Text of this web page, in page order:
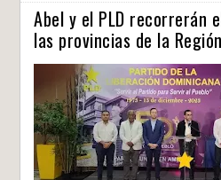
Abel y el PLD recorrerán
las provincias de la